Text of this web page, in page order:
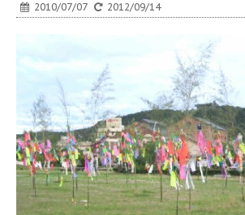
2010/07/07 2012/09/14